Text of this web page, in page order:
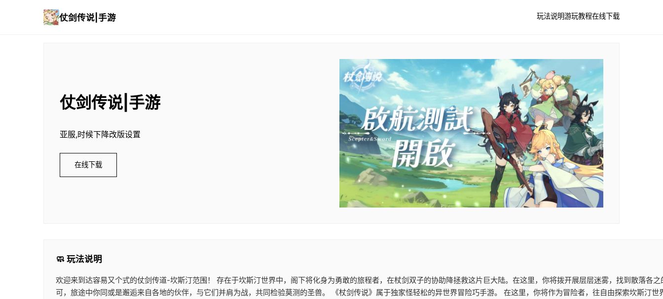
仗剑传说|手游 玩法说明游玩教程在线下载
仗剑传说|手游
亚服,时候下降改版设置
在线下载
🧼 玩法说明
欢迎来到达容易又个式的仗剑传道-坎斯汀范围！ 存在于坎斯汀世界中，阁下将化身为勇敢的旅程者，在杖剑双子的协助降拯救这片巨大陆。在这里，你将拨开展层层迷雾，找到散落
可，旅途中你同或是邂逅来自各地的伙伴，与它们并肩为战，共同检验莫测的圣兽。 《杖剑传说》属于独家怪轻松的异世界冒险巧手游。 在这里，你将作为冒险者，往自由探索坎斯汀